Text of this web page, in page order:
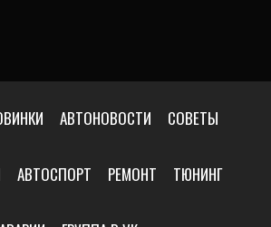
АВТОНОВОСТИ СОВЕТЫ
АВТОСПОРТ РЕМОНТ ТЮНИНГ